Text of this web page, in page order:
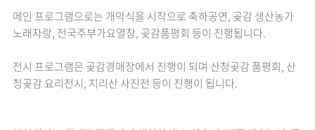
메인 프로그램으로는 개막식을 시작으로 축하공연, 곶감 생산농가
노래자랑, 전국주부가요열창, 곶감품평회 등이 진행됩니다.
전시 프로그램은 곶감경매장에서 진행이 되며 산청곶감 품평회, 산
청곶감 요리전시, 지리산 사진전 등이 진행이 됩니다.